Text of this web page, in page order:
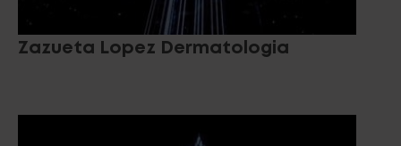
Zazueta Lopez Dermatologia